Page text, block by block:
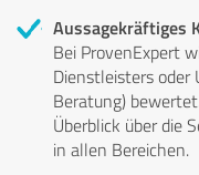
Aussagekräftiges
Bei ProvenExpert
Dienstleisters oder
Beratung)
Überblick über die
in allen Bereichen.